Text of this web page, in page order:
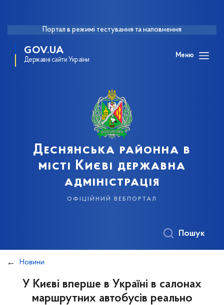
Портал в режимі тестування та наповнення
GOV.UA
Державні сайти України
Меню
Деснянська районна в
місті Києві державна
адміністрація
офіційний вебпортал
Пошук
Новини
У Києві вперше в Україні в салонах
маршрутних автобусів реально